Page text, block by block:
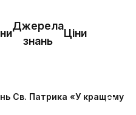
Джерела
знань
Ціни
Cв. Патрика «У кращому